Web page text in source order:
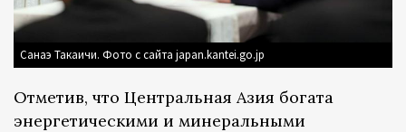
Санаэ Такаичи. Фото с сайта japan.kantei.go.jp
Отметив, что Центральная Азия богата
энергетическими и минеральными